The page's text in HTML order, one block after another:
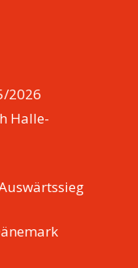
2026
Halle-